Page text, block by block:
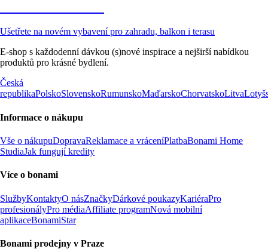
Ušetřete na novém vybavení pro zahradu, balkon i terasu
E-shop s každodenní dávkou (s)nové inspirace a nejširší nabídkou
produktů pro krásné bydlení.
Česká
republikaPolskoSlovenskoRumunskoMaďarskoChorvatskoLitva
Informace o nákupu
Vše o nákupuDopravaReklamace a vráceníPlatbaBonami Home
StudiaJak fungují kredity
Více o bonami
SlužbyKontaktyO násZnačkyDárkové poukazyKariéraPro
profesionályPro médiaAffiliate programNová mobilní
aplikaceBonamiStar
Bonami prodejny v Praze